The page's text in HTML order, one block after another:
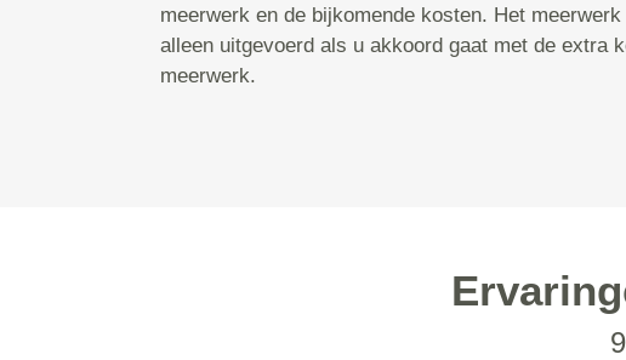
meerwerk en de bijkomende kosten. Het
alleen uitgevoerd als u akkoord gaat met de extra
meerwerk.